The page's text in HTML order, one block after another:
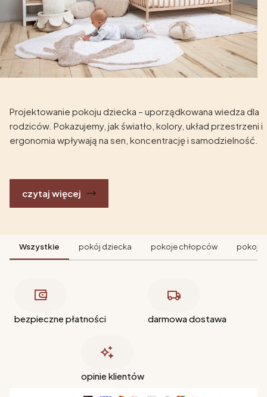
Projektowanie pokoju dziecka – uporządkowana wiedza dla
rodziców. Pokazujemy, jak światło, kolory, układ przestrzeni i
ergonomia wpływają na sen, koncentrację i samodzielność.
czytaj więcej
Wszystkie pokój dziecka pokoje chłopców pokoje
bezpieczne płatności darmowa dostawa
opinie klientów